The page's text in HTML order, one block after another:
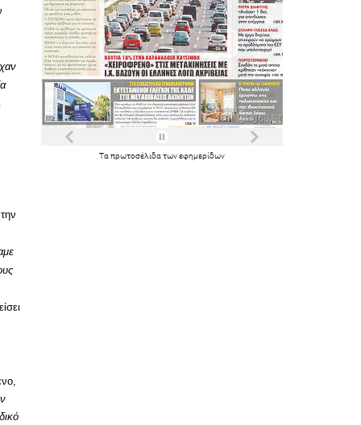
Τα πρωτοσέλιδα τωνεφημερίδων